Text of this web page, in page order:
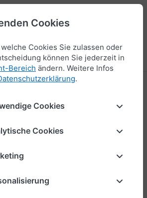
Vergleichen Wunschliste Warenkorb
Cookies
Cookies Sie zulassen oder
können Sie jederzeit in
Bereich ändern. Weitere Infos
.
Cookies
Cookies